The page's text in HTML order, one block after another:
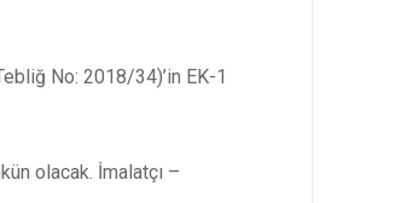
No: 2018/34)’in EK-1
olacak. İmalatçı –